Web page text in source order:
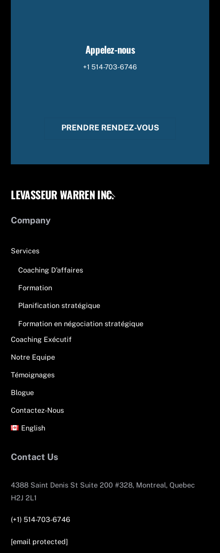
Appelez-nous
+1 514-703-6746
PRENDRE RENDEZ-VOUS
Back
LEVASSEUR WARREN INC.
Company
Services
Coaching D’affaires
Formation
Planification stratégique
Formation en négociation stratégique
Coaching Exécutif
Notre Equipe
Témoignages
Blogue
Contactez-Nous
English
Contact Us
4388 Saint Denis St Suite 200 #328, Montreal, Quebec
H2J 2L1
(+1) 514-703-6746
[email protected]